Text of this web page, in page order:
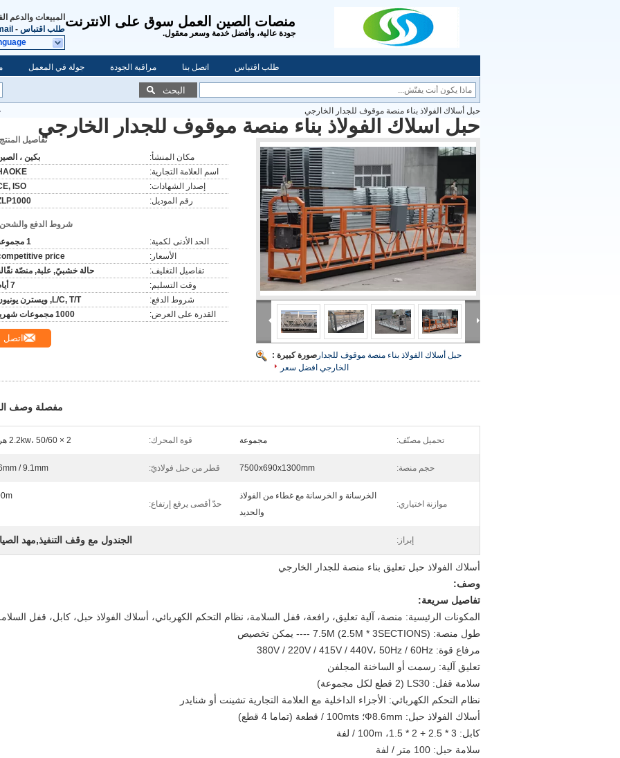
منصات الصين العمل سوق على الانترنت
جودة عالية، وأفضل خدمة وسعر معقول.
المبيعات والدعم
طلب اقتباس -
جولة في المعمل مراقبة الجودة اتصل بنا طلب اقتباس
البحث
حبل أسلاك الفولاذ بناء منصة موقوف للجدار الخارجي
حبل أسلاك الفولاذ بناء منصة موقوف للجدار الخارجي
صورة كبيرة : حبل أسلاك الفولاذ بناء منصة موقوف للجدار
الخارجي افضل سعر
تفاصيل
مكان المنشأ:
بكين ،
اسم العلامة التجارية:
إصدار الشهادات:
ISO
رقم الموديل:
شروط الدفع
الحد الأدنى لكمية:
1 مجموعة
الأسعار:
price
تفاصيل التغليف:
حالة خشبيّ, علبة, منصّة
وقت التسليم:
7 أيام
شروط الدفع:
L/C, T/T, ويسترن يونيون
القدرة على العرض:
1000 مجموعات شهريا
اتصل
مفصلة وصف
تحميل مصنّف: مجموعة قوة المحرك: 2 × 2.2kw، 50/60 هرتز
حجم منصة: 7500x690x1300mm قطر من حبل فولاذيّ: / 9.1mm
موازنة اختياري:
الخرسانة و الخرسانة مع غطاء من الفولاذ
والحديد
حدّ أقصى يرفع إرتفاع:
إبراز: الجندول مع وقف التنفيذ,مهد
أسلاك الفولاذ حبل تعليق بناء منصة للجدار الخارجي
وصف:
تفاصيل سريعة:
المكونات الرئيسية: منصة، آلية تعليق، رافعة، قفل السلامة، نظام التحكم الكهربائي، أسلاك الفولاذ حبل، كابل، قفل
طول منصة: 7.5M (2.5M * 3SECTIONS) ---- يمكن تخصيص
مرفاع قوة: 380V / 220V / 415V / 440V، 50Hz / 60Hz
تعليق آلية: رسمت أو الساخنة المجلفن
سلامة قفل: LS30 (2 قطع لكل مجموعة)
نظام التحكم الكهربائي: الأجزاء الداخلية مع العلامة التجارية تشينت أو شنايدر
أسلاك الفولاذ حبل: Ф8.6mm؛ 100mts / قطعة (تماما 4 قطع)
كابل: 3 * 2.5 + 2 * 1.5، 100m / لفة
سلامة حبل: 100 متر / لفة